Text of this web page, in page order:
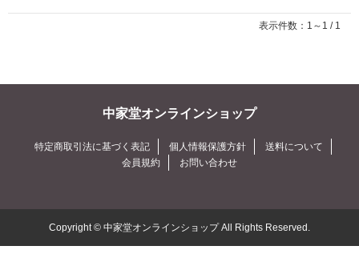
表示件数：1～1 / 1
中家堂オンラインショップ
特定商取引法に基づく表記 個人情報保護方針
送料について
会員規約
お問い合わせ
Copyright © 中家堂オンラインショップ All Rights Reserved.